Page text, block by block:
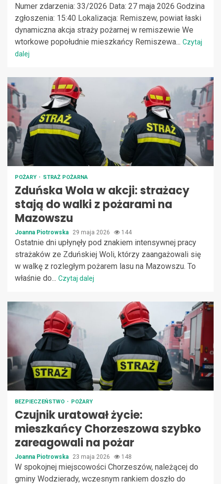
Numer zdarzenia: 33/2026 Data: 27 maja 2026 Godzina
zgłoszenia: 15:40 Lokalizacja: Remiszew, powiat łaski
dynamiczna akcja straży pożarnej w remiszewie We
wtorkowe popołudnie mieszkańcy Remiszewa... Czytaj
dalej
POŻARY STRAŻ POŻARNA
Zduńska Wola w akcji: strażacy
stają do walki z pożarami na
Mazowszu
Joanna Piotrowska 29 maja 2026 144
Ostatnie dni upłynęły pod znakiem intensywnej pracy
strażaków ze Zduńskiej Woli, którzy zaangażowali się
w walkę z rozległym pożarem lasu na Mazowszu. To
właśnie do... Czytaj dalej
BEZPIECZEŃSTWO POŻARY
Czujnik uratował życie:
mieszkańcy Chorzeszowa szybko
zareagowali na pożar
Joanna Piotrowska 23 maja 2026 148
W spokojnej miejscowości Chorzeszów, należącej do
gminy Wodzierady, wczesnym rankiem doszło do